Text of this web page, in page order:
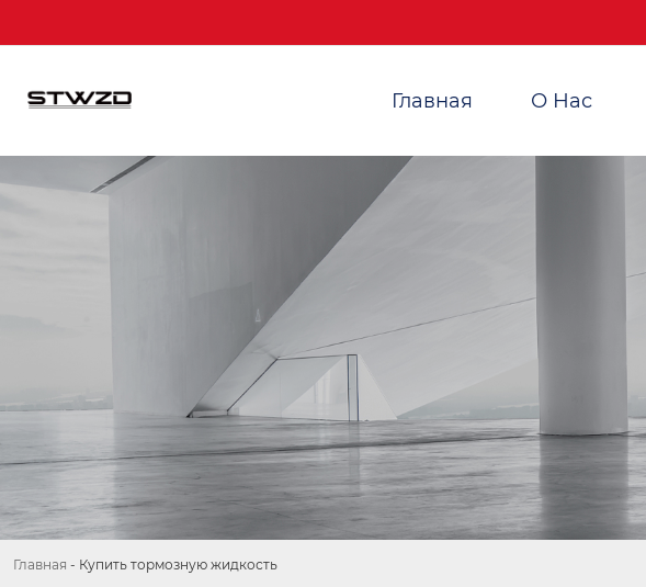
Главная О Нас
Главная - Купить тормозную жидкость